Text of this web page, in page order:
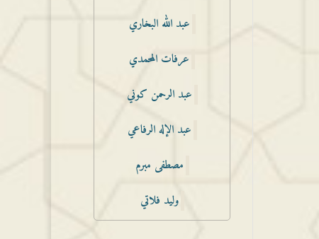
عبد الله البخاري
عرفات المحمدي
عبد الرحمن كوني
عبد الإله الرفاعي
مصطفى مبرم
وليد فلاتي